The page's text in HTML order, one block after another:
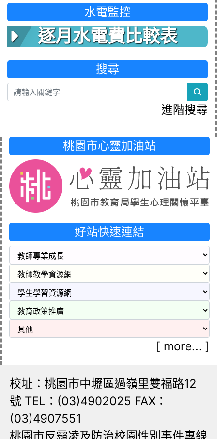
水電監控
逐月水電費比較表
搜尋
進階搜尋
桃園市心靈加油站
好站快速連結
[ more... ]
校址：桃園市中壢區過嶺里雙福路12
號 TEL：(03)4902025 FAX：
(03)4907551
桃園市反霸凌及防治校園性別事件專線